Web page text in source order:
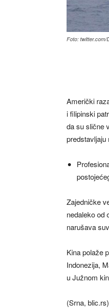
Foto: twitter.com/
Američki
i filipinski
da su slične
predstavljaju
Zajedničke
nedaleko od
narušava
Kina polaže
Indonezija,
u Južnom
(Srna, blic.rs)